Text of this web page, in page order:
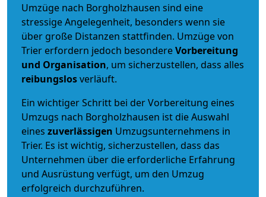
Umzüge nach Borgholzhausen sind eine
stressige Angelegenheit, besonders wenn sie
über große Distanzen stattfinden. Umzüge von
Trier erfordern jedoch besondereVorbereitung
und Organisation, um sicherzustellen, dass alles
reibungslosverläuft.
Ein wichtiger Schritt bei der Vorbereitung eines
Umzugs nach Borgholzhausen ist die Auswahl
eines zuverlässigen Umzugsunternehmens in
Trier. Es ist wichtig, sicherzustellen, dass das
Unternehmen über die erforderliche Erfahrung
und Ausrüstung verfügt, um den Umzug
erfolgreich durchzuführen.